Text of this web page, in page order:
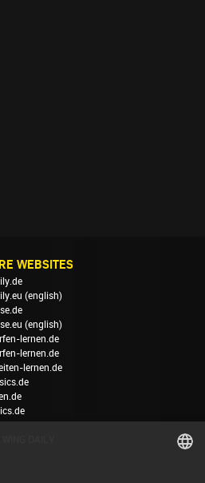
WEBSITES
(english)
(english)
lernen.de
lernen.de
lernen.de